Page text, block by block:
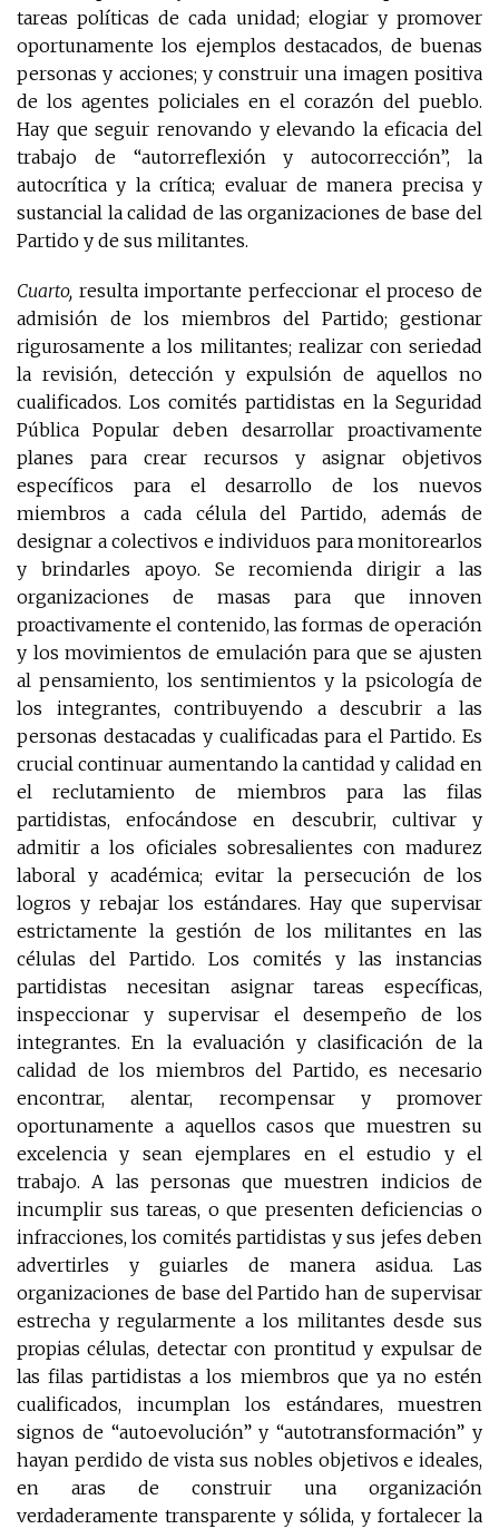
tareas políticas de cada unidad; elogiar y promover
oportunamente los ejemplos destacados, de buenas
personas y acciones; y construir una imagen positiva
de los agentes policiales en el corazón del pueblo.
Hay que seguir renovando y elevando la eficacia del
trabajo de “autorreflexión y autocorrección”, la
autocrítica y la crítica; evaluar de manera precisa y
sustancial la calidad de las organizaciones de base del
Partido y de sus militantes.
Cuarto, resulta importante perfeccionar el proceso de
admisión de los miembros del Partido; gestionar
rigurosamente a los militantes; realizar con seriedad
la revisión, detección y expulsión de aquellos no
cualificados. Los comités partidistas en la Seguridad
Pública Popular deben desarrollar proactivamente
planes para crear recursos y asignar objetivos
específicos para el desarrollo de los nuevos
miembros a cada célula del Partido, además de
designar a colectivos e individuos para monitorearlos
y brindarles apoyo. Se recomienda dirigir a las
organizaciones de masas para que innoven
proactivamente el contenido, las formas de operación
y los movimientos de emulación para que se ajusten
al pensamiento, los sentimientos y la psicología de
los integrantes, contribuyendo a descubrir a las
personas destacadas y cualificadas para el Partido. Es
crucial continuar aumentando la cantidad y calidad en
el reclutamiento de miembros para las filas
partidistas, enfocándose en descubrir, cultivar y
admitir a los oficiales sobresalientes con madurez
laboral y académica; evitar la persecución de los
logros y rebajar los estándares. Hay que supervisar
estrictamente la gestión de los militantes en las
células del Partido. Los comités y las instancias
partidistas necesitan asignar tareas específicas,
inspeccionar y supervisar el desempeño de los
integrantes. En la evaluación y clasificación de la
calidad de los miembros del Partido, es necesario
encontrar, alentar, recompensar y promover
oportunamente a aquellos casos que muestren su
excelencia y sean ejemplares en el estudio y el
trabajo. A las personas que muestren indicios de
incumplir sus tareas, o que presenten deficiencias o
infracciones, los comités partidistas y sus jefes deben
advertirles y guiarles de manera asidua. Las
organizaciones de base del Partido han de supervisar
estrecha y regularmente a los militantes desde sus
propias células, detectar con prontitud y expulsar de
las filas partidistas a los miembros que ya no estén
cualificados, incumplan los estándares, muestren
signos de “autoevolución” y “autotransformación” y
hayan perdido de vista sus nobles objetivos e ideales,
en aras de construir una organización
verdaderamente transparente y sólida, y fortalecer la